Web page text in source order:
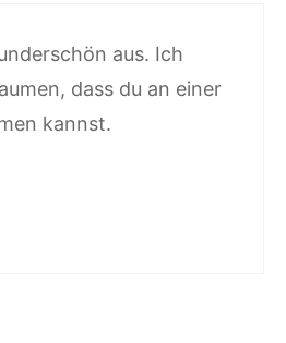
aus. Ich
dass du an einer
kannst.